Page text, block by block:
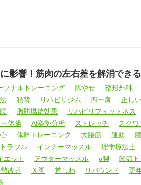
影響！筋肉の左右差を解消でき
ソナルトレーニング 脚やせ 整形外科
猫背 リハビリジム 四十肩
正し
脂肪燃焼効果 リハビリフィットネス
体操 AI姿勢分析 ストレッチ スクワ
体幹トレーニング 大腰筋 運動
ラブル インナーマッスル 理学療法士
エット アウターマッスル o脚
関節
改善 Ｘ脚 首しわ リバウンド 更